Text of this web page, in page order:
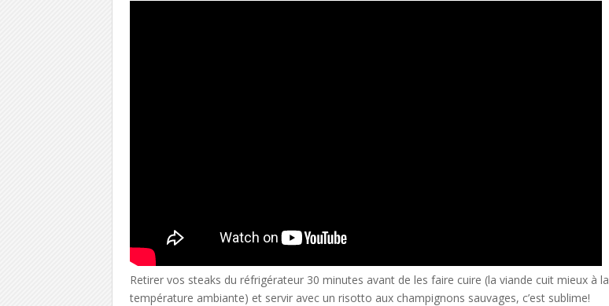
Retirer vos steaks du réfrigérateur 30 minutes avant de les faire cuire (la viande cuit mieux à la
température ambiante) et servir avec un risotto aux champignons sauvages, c’est sublime!